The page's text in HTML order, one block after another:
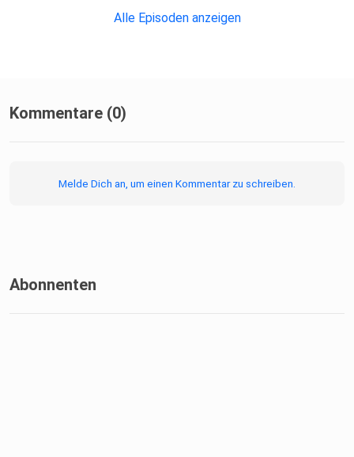
Alle Episoden anzeigen
Kommentare (0)
Melde Dich an, um einen Kommentar zu schreiben.
Abonnenten